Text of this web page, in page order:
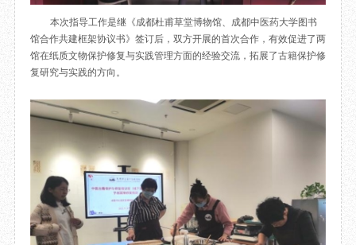
草堂书院
千诗碑
本次指导工作是继《成都杜甫草堂博物馆、成都中医药大学图书
馆合作共建框架协议书》签订后，双方开展的首次合作，有效促进了两
馆在纸质文物保护修复与实践管理方面的经验交流，拓展了古籍保护修
复研究与实践的方向。